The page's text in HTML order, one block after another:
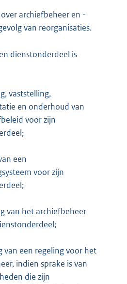
archiefbeheer en -
van reorganisaties.
dienstonderdeel is
vaststelling,
en onderhoud van
voor zijn
een
voor zijn
van het archiefbeheer
van een regeling voor het
indien sprake is van
die zijn